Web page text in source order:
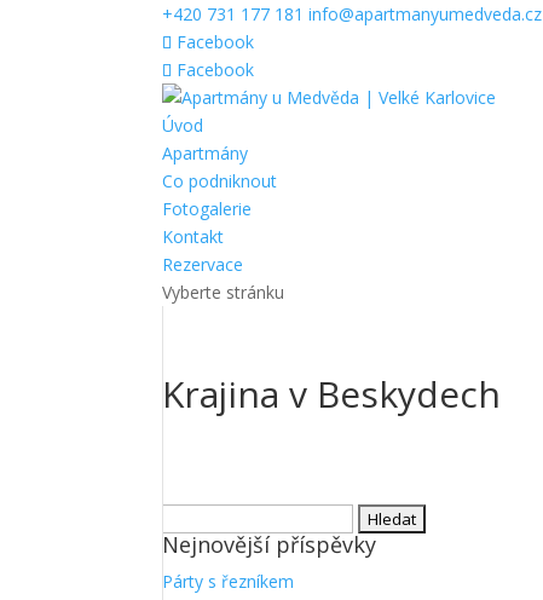
+420 731 177 181 info@apartmanyumedveda.cz
Facebook
Facebook
Úvod
Apartmány
Co podniknout
Fotogalerie
Kontakt
Rezervace
Vyberte stránku
Krajina v Beskydech
Nejnovější příspěvky
Párty s řezníkem